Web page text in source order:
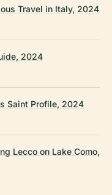
Travel in Italy, 2024
2024
Saint Profile, 2024
Lecco on Lake Como,